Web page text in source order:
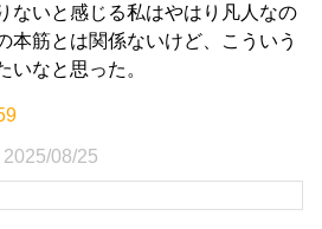
ないと感じる私はやはり凡人なの
本筋とは関係ないけど、こういう
いなと思った。
2025/08/25